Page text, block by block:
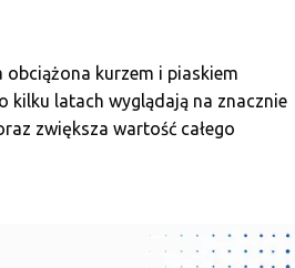
obciążona kurzem i piaskiem
kilku latach wyglądają na znacznie
zwiększa wartość całego